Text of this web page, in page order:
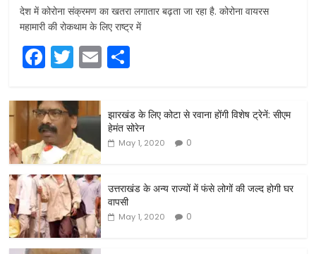
देश में कोरोना संक्रमण का खतरा लगातार बढ़ता जा रहा है. कोरोना वायरस
महामारी की रोकथाम के लिए राष्ट्र में
F
a
c
e
b
o
o
k
T
w
itt
er
E
m
ar
e
झारखंड के लिए कोटा से रवाना होंगी विशेष ट्रेनें: सीएम
हेमंत सोरेन
May 1, 2020 0
उत्तराखंड के अन्य राज्यों में फंसे लोगों की जल्द होगी घर
वापसी
May 1, 2020 0